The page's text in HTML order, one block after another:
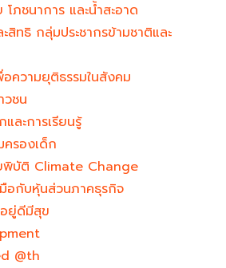
ภชนาการ และน้ำสะอาด
สิทธิ กลุ่มประชากรข้ามชาติและ
ความยุติธรรมในสังคม
ชน
ละการเรียนรู้
รองเด็ก
พิบัติ Climate Change
อกับหุ้นส่วนภาคธุรกิจ
ยู่ดีมีสุข
@th